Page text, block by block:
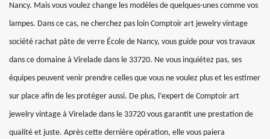
Nancy. Mais vous voulez change les modèles de quelques-unes comme vos
lampes. Dans ce cas, ne cherchez pas loin Comptoir art jewelry vintage
société rachat pâte de verre École de Nancy, vous guide pour vos travaux
dans ce domaine à Virelade dans le 33720. Ne vous inquiétez pas, ses
équipes peuvent venir prendre celles que vous ne voulez plus et les estimer
sur place afin de les protéger aussi. De plus, l’expert de Comptoir art
jewelry vintage à Virelade dans le 33720 vous garantit une prestation de
qualité et juste. Après cette dernière opération, elle vous paiera